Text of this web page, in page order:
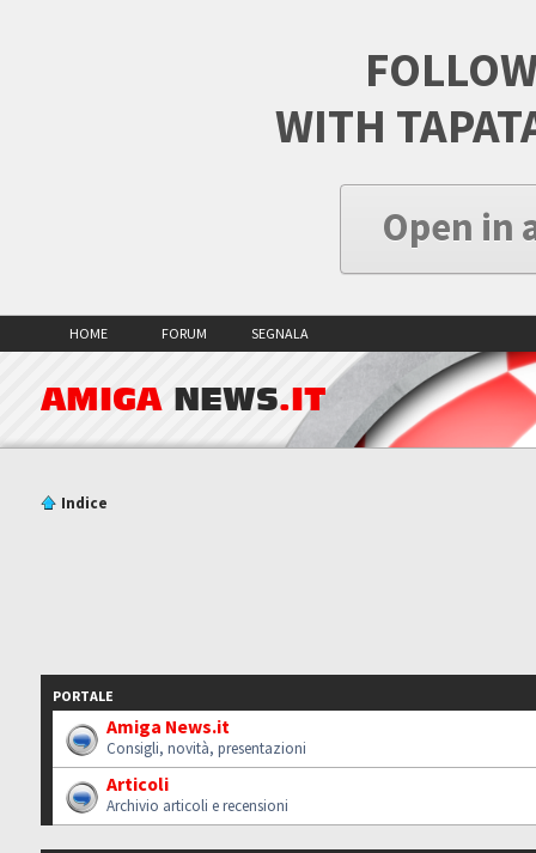
WITH
Open in
HOME FORUM SEGNALA
AMIGA NEWS.IT
Indice
PORTALE
Amiga News.it
Consigli, novità, presentazioni
Articoli
Archivio articoli e recensioni